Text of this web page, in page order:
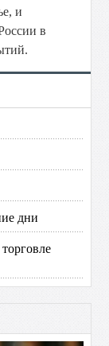
и
в
дни